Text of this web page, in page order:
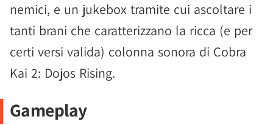
nemici, e un jukebox tramite cui ascoltare i
tanti brani che caratterizzano la ricca (e per
certi versi valida) colonna sonora di Cobra
Kai 2: Dojos Rising.
Gameplay